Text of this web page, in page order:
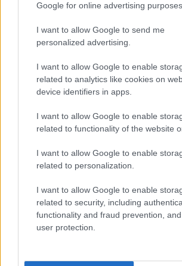
Google for online advertising purposes.
I want to allow Google to send me
personalized advertising.
I want to allow Google to enable
related to analytics like cookies on
device identifiers in apps.
I want to allow Google to enable
related to functionality of the website
I want to allow Google to enable
related to personalization.
I want to allow Google to enable
related to security, including
functionality and fraud prevention,
user protection.
Aκολουθήστε μας